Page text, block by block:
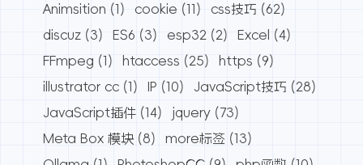
Animsition (1) cookie (11) css技巧 (62)
discuz (3) ES6 (3) esp32 (2) Excel
(4)
FFmpeg (1) htaccess (25) https (9)
illustrator cc (1) IP (10) JavaScript技巧 (28)
JavaScript插件 (14) jquery (73)
Meta Box 模块 (8) more标签 (13)